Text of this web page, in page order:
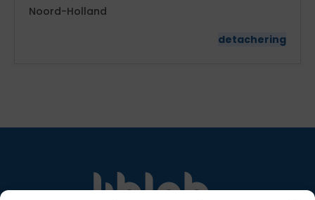
Noord-Holland
detachering